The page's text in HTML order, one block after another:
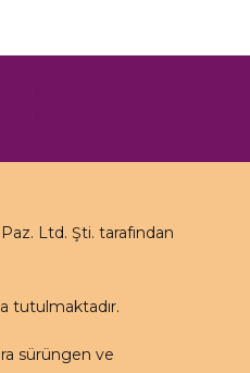
Ltd. Şti. tarafından
tutulmaktadır.
sürüngen ve